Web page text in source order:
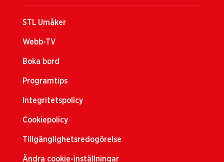
STL Umåker
Webb-TV
Boka bord
Programtips
Integritetspolicy
Cookiepolicy
Tillgänglighetsredogörelse
Ändra cookie-inställningar